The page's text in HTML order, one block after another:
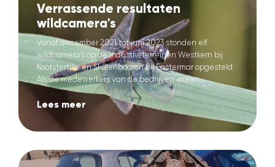
Verrassende resultaten
wildcamera's
Vanaf december 2021 tot juni 2023 stonden elf
wildcamera’s op de industrieterreinen Westkern bij
Kootstertille en Skûlenboarch bij Eastermar opgesteld.
Als de medewerkers van de bedrijven waren...
Lees meer